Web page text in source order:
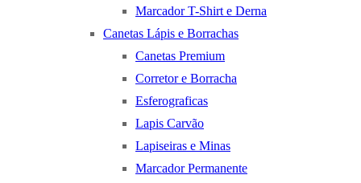
Marcador T-Shirt e Derna
Canetas Lápis e Borrachas
Canetas Premium
Corretor e Borracha
Esferograficas
Lapis Carvão
Lapiseiras e Minas
Marcador Permanente